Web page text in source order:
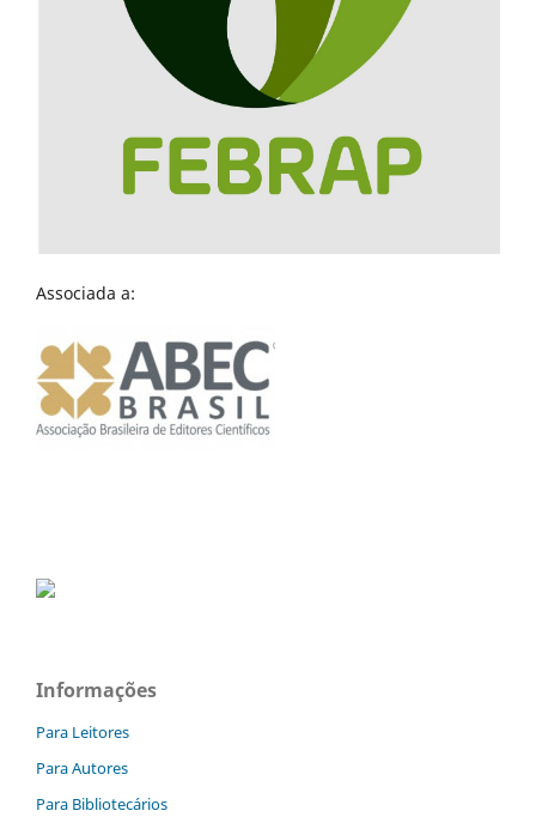
Associada a:
Informações
Para Leitores
Para Autores
Para Bibliotecários